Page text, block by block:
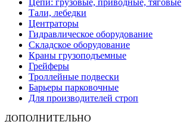
Тали, лебедки
Центраторы
Гидравлическое оборудование
Складское оборудование
Краны грузоподъемные
Грейферы
Троллейные подвески
Барьеры парковочные
Для производителей строп
ДОПОЛНИТЕЛЬНО